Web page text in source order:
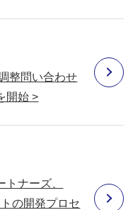
整問い合わせ
開始 >
ナーズ、
の開発プロセ